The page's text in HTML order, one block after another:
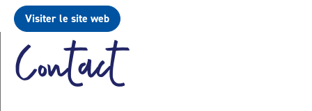
Visiter le site web
Contact